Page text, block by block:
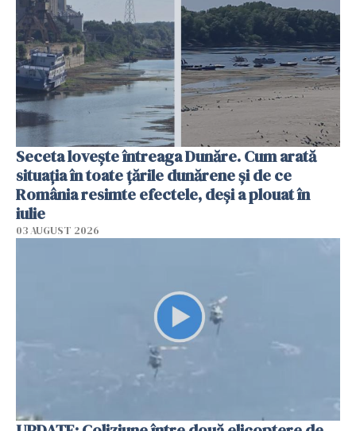
Seceta lovește întreaga Dunăre. Cum arată
situația în toate țările dunărene și de ce
România resimte efectele, deși a plouat în
iulie
03 AUGUST 2026